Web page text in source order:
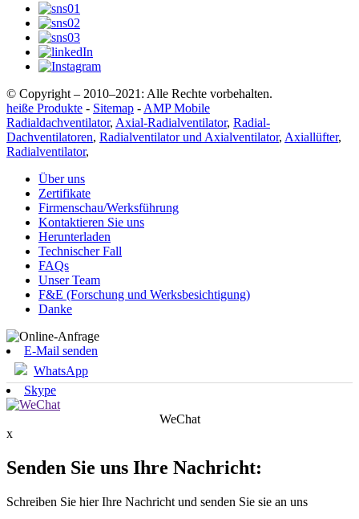
© Copyright – 2010–2021: Alle Rechte vorbehalten.
heiße Produkte - Sitemap - AMP Mobile
Radialdachventilator, Axial-Radialventilator, Radial-
Dachventilatoren, Radialventilator und Axialventilator, Axiallüfter,
Radialventilator,
Über uns
Zertifikate
Firmenschau/Werksführung
Kontaktieren Sie uns
Herunterladen
Technischer Fall
FAQs
Unser Team
F&E (Forschung und Werksbesichtigung)
Danke
E-Mail senden
WhatsApp
Skype
WeChat
x
Senden Sie uns Ihre Nachricht:
Schreiben Sie hier Ihre Nachricht und senden Sie sie an uns